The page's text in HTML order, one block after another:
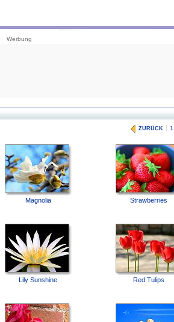
Werbung
ZURÜCK 1
Magnolia Strawberries
Lily Sunshine Red Tulips